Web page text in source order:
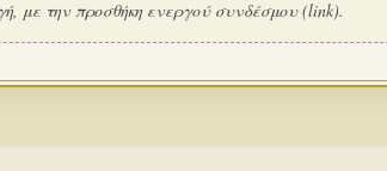
με την προσθήκη ενεργού συνδέσμου (link).